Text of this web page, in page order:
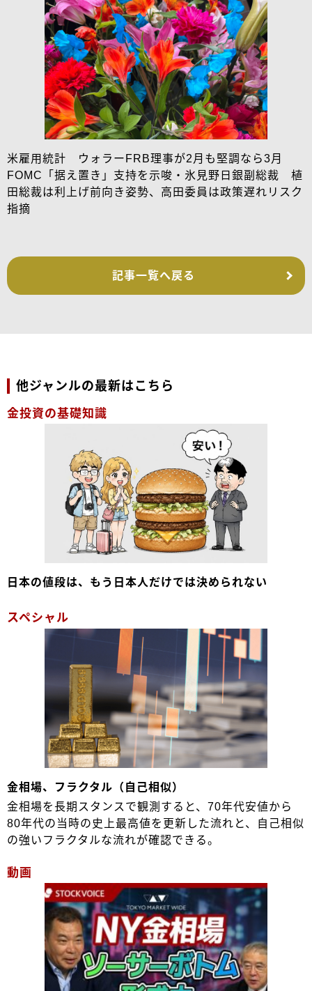
米雇用統計 ウォラーFRB理事が2月も堅調なら3月
FOMC「据え置き」支持を示唆・氷見野日銀副総裁 植
田総裁は利上げ前向き姿勢、高田委員は政策遅れリスク
指摘
記事一覧へ戻る
他ジャンルの最新はこちら
金投資の基礎知識
日本の値段は、もう日本人だけでは決められない
スペシャル
金相場、フラクタル（自己相似）
金相場を長期スタンスで観測すると、70年代安値から
80年代の当時の史上最高値を更新した流れと、自己相似
の強いフラクタルな流れが確認できる。
動画